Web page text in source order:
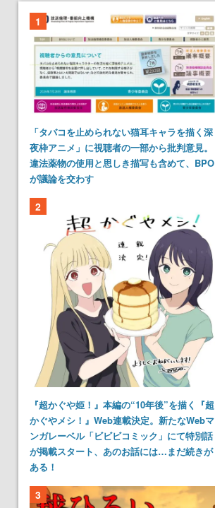
1
「タバコを止められない猫耳キャラを描く深
夜枠アニメ」に視聴者の一部から批判意見。
違法薬物の使用と思しき描写も含めて、BPO
が議論を交わす
2
『超かぐや姫！』本編の“10年後”を描く『超
かぐやメシ！』Web連載決定。新たなWebマ
ンガレーベル「ビビビコミック」にて特別話
が掲載スタート、あのお話には…まだ続きが
ある！
3